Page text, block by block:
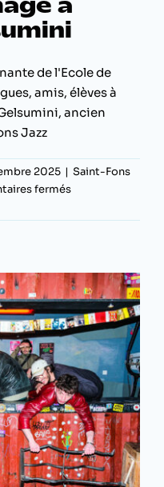
de l'Ecole de
amis, élèves à
ancien
Jazz
2025 | Saint-Fons
ferméssur
hommage
Gelsumini